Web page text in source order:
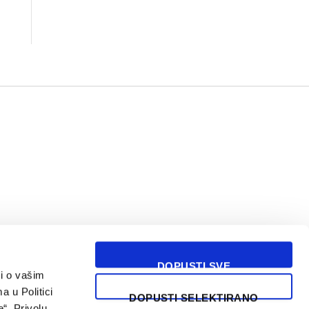
o vašim
u Politici
DOPUSTI SVE
DOPUSTI SELEKTIRANO